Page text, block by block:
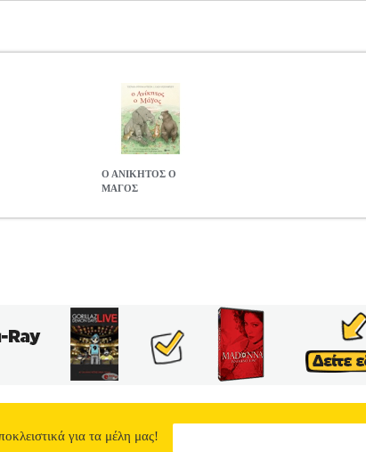
Ο ΑΝΙΚΗΤΟΣ Ο
ΜΑΓΟΣ
για τα μέλη μας!